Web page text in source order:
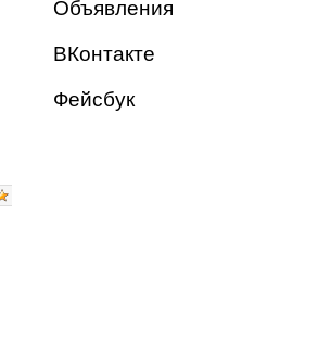
Объявления
ВКонтакте
Фейсбук